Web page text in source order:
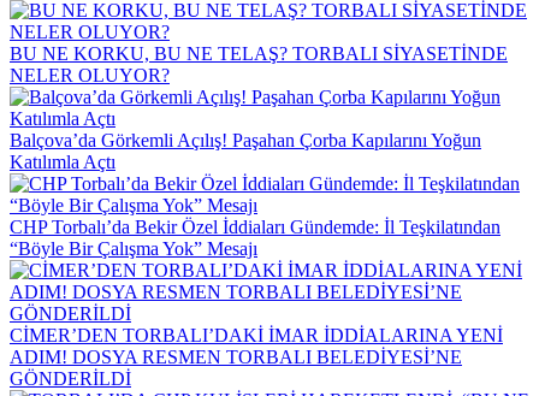
BU NE KORKU, BU NE TELAŞ? TORBALI SİYASETİNDE
NELER OLUYOR?
Balçova’da Görkemli Açılış! Paşahan Çorba Kapılarını Yoğun
Katılımla Açtı
CHP Torbalı’da Bekir Özel İddiaları Gündemde: İl Teşkilatından
“Böyle Bir Çalışma Yok” Mesajı
CİMER’DEN TORBALI’DAKİ İMAR İDDİALARINA YENİ
ADIM! DOSYA RESMEN TORBALI BELEDİYESİ’NE
GÖNDERİLDİ